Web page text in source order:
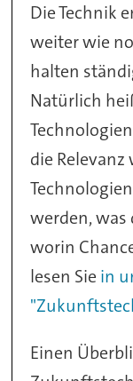
Die Technik
weiter wie
halten
Natürlich
die
werden, was
worin
lesen Sie in
Einen